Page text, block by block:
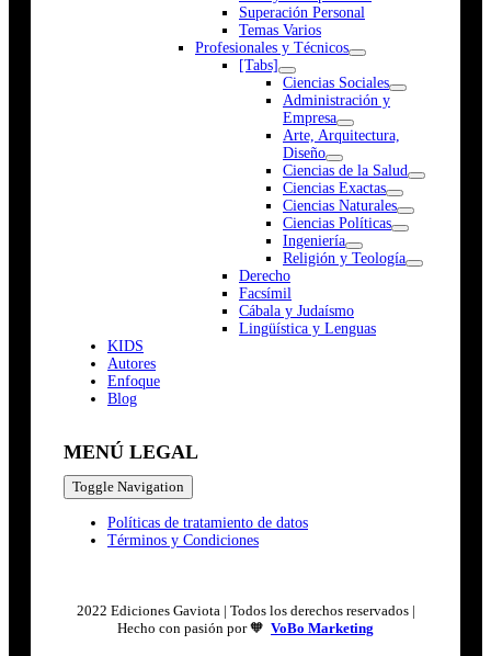
Superación Personal
Temas Varios
Profesionales y Técnicos
[Tabs]
Ciencias Sociales
Administración y
Empresa
Arte, Arquitectura,
Diseño
Ciencias de la Salud
Ciencias Exactas
Ciencias Naturales
Ciencias Políticas
Ingeniería
Religión y Teología
Derecho
Facsímil
Cábala y Judaísmo
Lingüística y Lenguas
KIDS
Autores
Enfoque
Blog
MENÚ LEGAL
Toggle Navigation
Políticas de tratamiento de datos
Términos y Condiciones
2022 Ediciones Gaviota | Todos los derechos reservados |
Hecho con pasión por 🧡 VoBo Marketing